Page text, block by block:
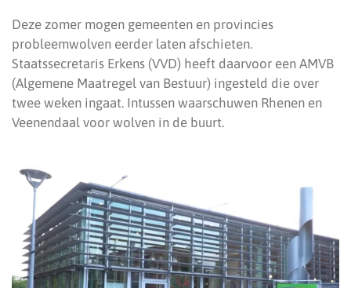
Deze zomer mogen gemeenten en provincies
probleemwolven eerder laten afschieten.
Staatssecretaris Erkens (VVD) heeft daarvoor een AMVB
(Algemene Maatregel van Bestuur) ingesteld die over
twee weken ingaat. Intussen waarschuwen Rhenen en
Veenendaal voor wolven in de buurt.